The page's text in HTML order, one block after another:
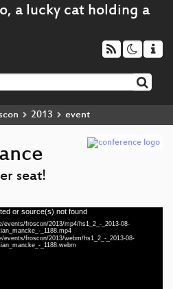
2013 event
seat!
or source(s) not found
froscon/2013/mp4/hs1_2_-_2013-08-
_1188.mp4
froscon/2013/webm/hs1_2_-_2013-08-
_1188.webm